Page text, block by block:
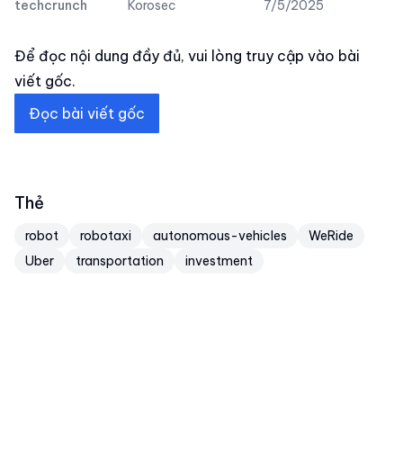
techcrunch
Korosec
7/5/2025
Để đọc nội dung đầy đủ, vui lòng truy cập vào bài
viết gốc.
Đọc bài viết gốc
Thẻ
robot robotaxi autonomous-vehicles
WeRide
Uber
transportation investment